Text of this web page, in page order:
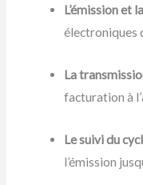
L’émission et
électroniques
La
facturation à
Le suivi du
l’émission